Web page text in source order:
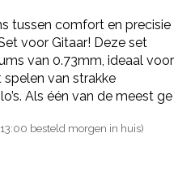
tussen comfort en precisie
voor Gitaar! Deze set
van 0.73mm, ideaal voor
spelen van strakke
Als één van de meest ge
besteld morgen in huis)